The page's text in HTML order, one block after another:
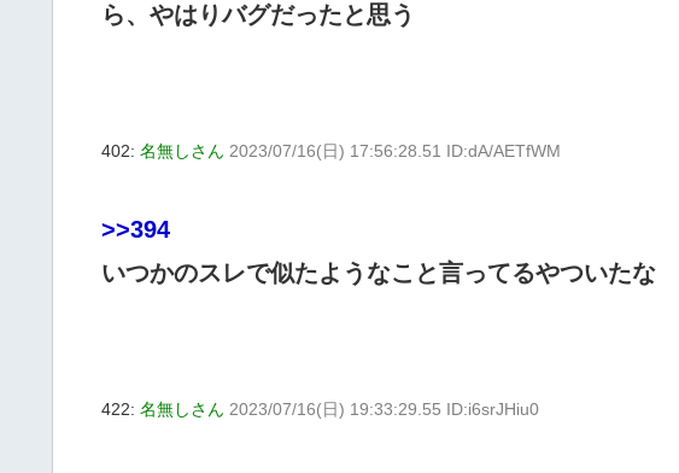
ら、やはりバグだったと思う
402: 名無しさん 2023/07/16(日) 17:56:28.51 ID:dA/AETfWM
>>394
いつかのスレで似たようなこと言ってるやついたな
422: 名無しさん 2023/07/16(日) 19:33:29.55 ID:i6srJHiu0